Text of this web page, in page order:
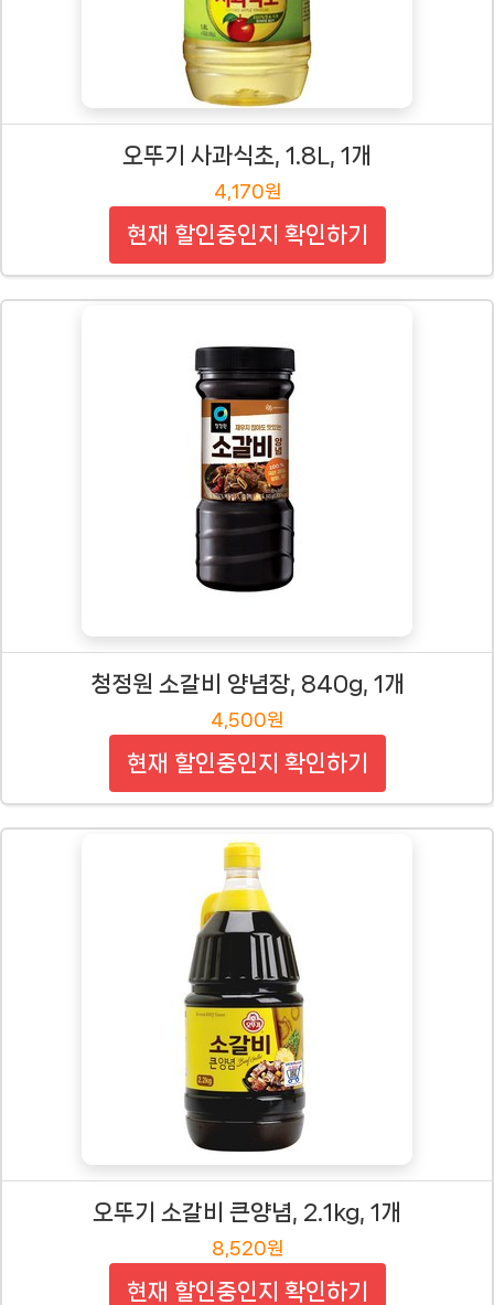
오뚜기 사과식초, 1.8L, 1개
4,170원
현재 할인중인지 확인하기
청정원 소갈비 양념장, 840g, 1개
4,500원
현재 할인중인지 확인하기
오뚜기 소갈비 큰양념, 2.1kg, 1개
8,520원
현재 할인중인지 확인하기